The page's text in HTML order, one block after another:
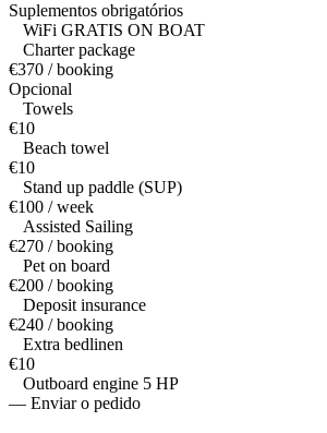
Suplementos obrigatórios
WiFi GRATIS ON BOAT
Charter package
€370 / booking
Opcional
Towels
€10
Beach towel
€10
Stand up paddle (SUP)
€100 / week
Assisted Sailing
€270 / booking
Pet on board
€200 / booking
Deposit insurance
€240 / booking
Extra bedlinen
€10
Outboard engine 5 HP
— Enviar o pedido